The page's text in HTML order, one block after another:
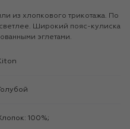
из хлопкового трикотажа. По
Широкий пояс-кулиска
эглетами.
Kiton
Голубой
Хлопок: 100%;